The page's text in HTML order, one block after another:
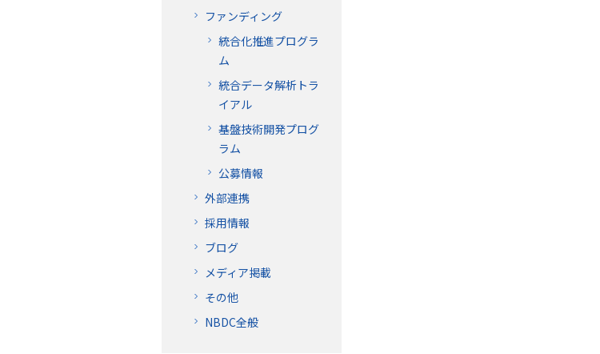
ファンディング
統合化推進プログラ
ム
統合データ解析トラ
イアル
基盤技術開発プログ
ラム
公募情報
外部連携
採用情報
ブログ
メディア掲載
その他
NBDC全般